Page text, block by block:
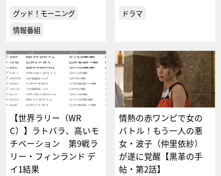
グッド！モーニング
情報番組
ドラマ
【世界ラリー（WR
C）】ラトバラ、高いモ
チベーション 第9戦ラ
リー・フィンランド デ
イ1結果
情熱の赤ワンピで女の
バトル！もう一人の悪
女・波子（仲里依紗）
が遂に覚醒【黒革の手
帖・第2話】